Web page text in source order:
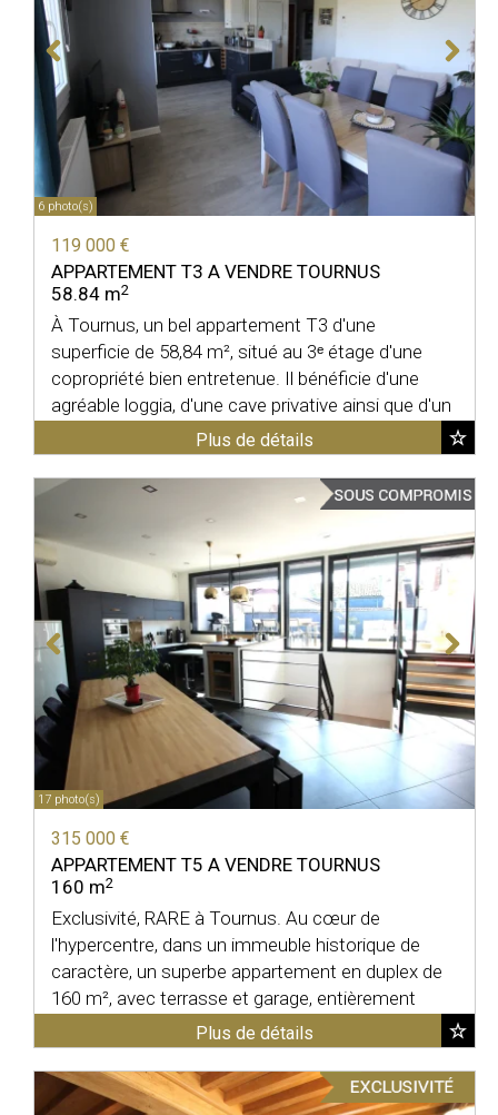
6 photo(s)
119 000 €
APPARTEMENT T3 A VENDRE TOURNUS
58.84 m2
À Tournus, un bel appartement T3 d'une
superficie de 58,84 m², situé au 3ᵉ étage d'une
copropriété bien entretenue. Il bénéficie d'une
agréable loggia, d'une cave privative ainsi que d'un
Plus de détails
17 photo(s)
315 000 €
APPARTEMENT T5 A VENDRE TOURNUS
160 m2
Exclusivité, RARE à Tournus. Au cœur de
l'hypercentre, dans un immeuble historique de
caractère, un superbe appartement en duplex de
160 m², avec terrasse et garage, entièrement
rénové avec des ...Plus de détails